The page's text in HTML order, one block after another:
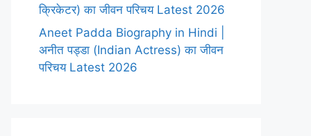
क्रिकेटर) का जीवन परिचय Latest 2026
Aneet Padda Biography in Hindi |
अनीत पड्डा (Indian Actress) का जीवन
परिचय Latest 2026